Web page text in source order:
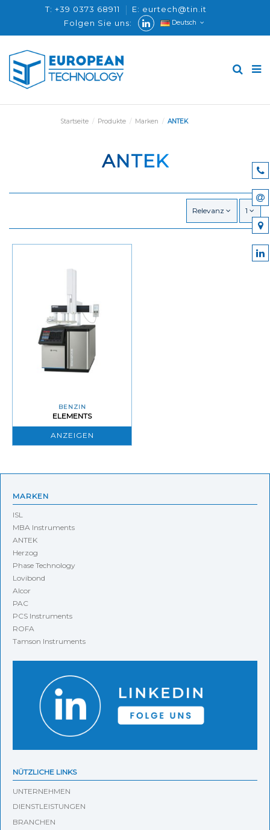
T: +39 0373 68911
E: eurtech@tin.it
Folgen Sie uns:
Deutsch
Startseite Produkte Marken ANTEK
ANTEK
Relevanz 1
BENZIN
ELEMENTS
ANZEIGEN
MARKEN
ISL
MBA Instruments
ANTEK
Herzog
Phase Technology
Lovibond
Alcor
PAC
PCS Instruments
ROFA
Tamson Instruments
NÜTZLICHE LINKS
UNTERNEHMEN
DIENSTLEISTUNGEN
BRANCHEN